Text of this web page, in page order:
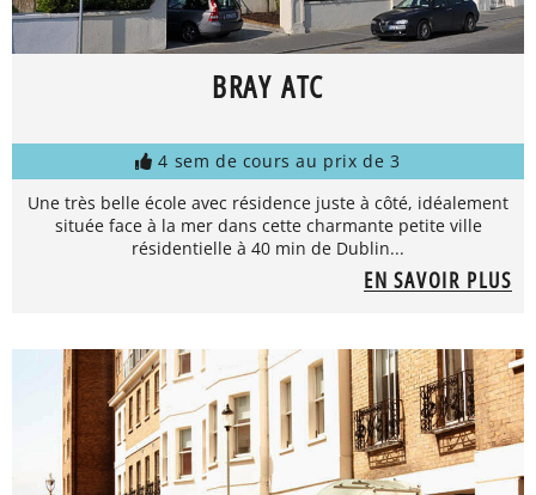
BRAY ATC
4 sem de cours au prix de 3
Une très belle école avec résidence juste à côté, idéalement
située face à la mer dans cette charmante petite ville
résidentielle à 40 min de Dublin...
EN SAVOIR PLUS